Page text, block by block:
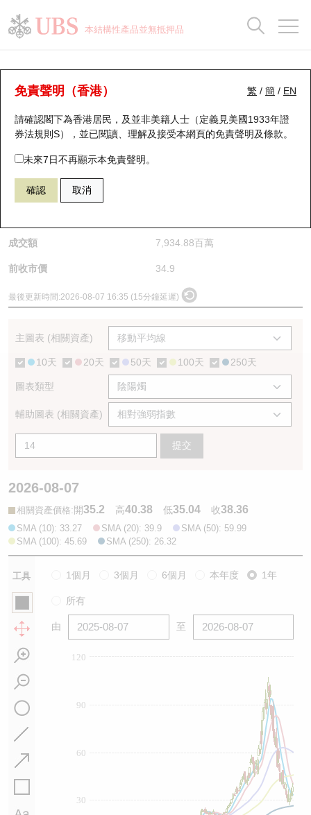
本結構性產品並無抵押品
繁 / 簡 / EN
免責聲明（香港）
請確認閣下為香港居民，及並非美籍人士（定義見美國1933年證
券法規則S），並已閱讀、理解及接受本網頁的免責聲明及條款。
未來7日不再顯示本免責聲明。
確認 取消
正股分析儀
1888 建滔積層板
(1888) 建滔積層板
$38.36 3.46 (+9.91%)
成交額 7,934.88百萬
前收市價 34.9
最後更新時間:2026-08-07 16:35 (15分鐘延遲)
主圖表 (相關資產)
10天 20天 50天 100天 250天
圖表類型
輔助圖表 (相關資產)
提交
2026-08-07
相關資產價格:開35.2 高40.38 低35.04 收38.36
SMA (10): 33.27 SMA (20): 39.9
SMA (50): 59.99
SMA (100): 45.69
SMA (250): 26.32
工具 1個月 3個月 6個月 本年度 1年
所有
由 至
30
60
90
120
瑞銀認股證一覽
新發行瑞銀認股證
即將到期認股證
認股證到期結算價查詢
認股證分析儀
引伸波幅比較圖
認股證文件及公告
認股證文件及公告 (瑞信)
街貨統計
比較
牛熊全景快搜
牛熊證搜尋
牛熊證街貨分佈圖
正股牛熊證列表
新發行瑞銀牛熊證
即將到期牛熊證
牛熊證到期結算價查詢
牛熊證分析儀
牛熊證文件及公告
街貨統計
比較
十大升幅/跌幅
十大認股證成交分佈
十天股證佔大市成交
資金流
街貨統計
正股分析儀
二十大活躍股份
恒指成份股
國指成份股
科指成份股
業績及經濟日曆
AH 股價對照
ADR
持股比重
顯示所有持股比重
每月輪證大市專題
輪證專欄
講座及教育短片
認股證投資者教育
牛熊證投資者教育